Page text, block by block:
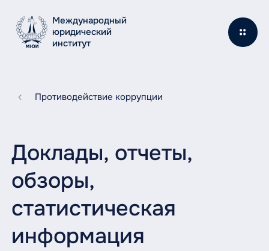
Международный
юридический
институт
Противодействие коррупции
Доклады, отчеты,
обзоры,
статистическая
информация